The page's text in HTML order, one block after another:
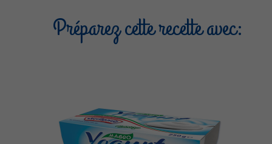
Préparez cette recette avec: